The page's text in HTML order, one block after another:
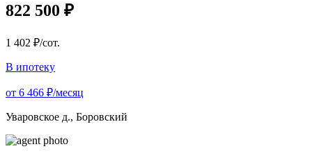
822 500 ₽
1 402 ₽/сот.
В ипотеку
от 6 466 ₽/месяц
Уваровское д., Боровский